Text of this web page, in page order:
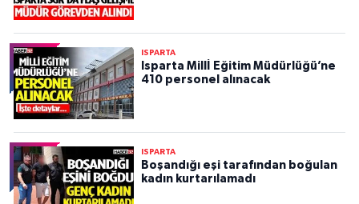
ISPARTA
Isparta Millİ Eğitim Müdürlüğü’ne
410 personel alınacak
ISPARTA
Boşandığı eşi tarafından boğulan
kadın kurtarılamadı